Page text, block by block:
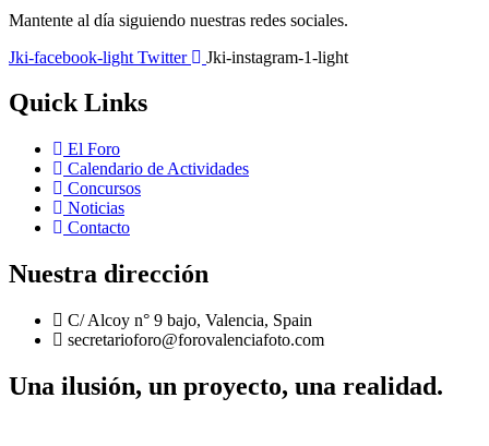
Mantente al día siguiendo nuestras redes sociales.
Jki-facebook-light Twitter Jki-instagram-1-light
Quick Links
El Foro
Calendario de Actividades
Concursos
Noticias
Contacto
Nuestra dirección
C/ Alcoy n° 9 bajo, Valencia, Spain
secretarioforo@forovalenciafoto.com
Una ilusión, un proyecto, una realidad.